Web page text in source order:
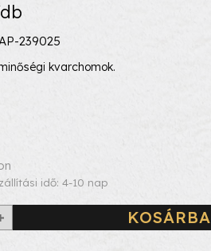
239025
kvarchomok.
idő: 4-10 nap
KOSÁRBA